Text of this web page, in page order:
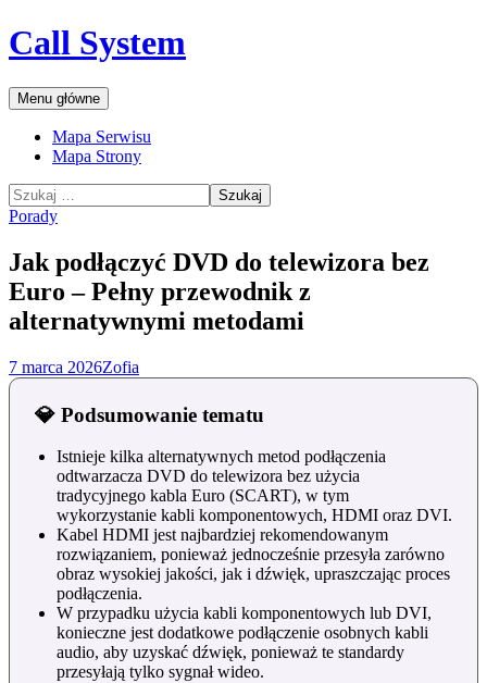
Przejdź
do
Call System
Szukaj
Menu główne
Mapa Serwisu
Mapa Strony
Szukaj:
Porady
Jak podłączyć DVD do telewizora bez
Euro – Pełny przewodnik z
alternatywnymi metodami
7 marca 2026Zofia
💎 Podsumowanie tematu
Istnieje kilka alternatywnych metod podłączenia
odtwarzacza DVD do telewizora bez użycia
tradycyjnego kabla Euro (SCART), w tym
wykorzystanie kabli komponentowych, HDMI oraz DVI.
Kabel HDMI jest najbardziej rekomendowanym
rozwiązaniem, ponieważ jednocześnie przesyła zarówno
obraz wysokiej jakości, jak i dźwięk, upraszczając proces
podłączenia.
W przypadku użycia kabli komponentowych lub DVI,
konieczne jest dodatkowe podłączenie osobnych kabli
audio, aby uzyskać dźwięk, ponieważ te standardy
przesyłają tylko sygnał wideo.